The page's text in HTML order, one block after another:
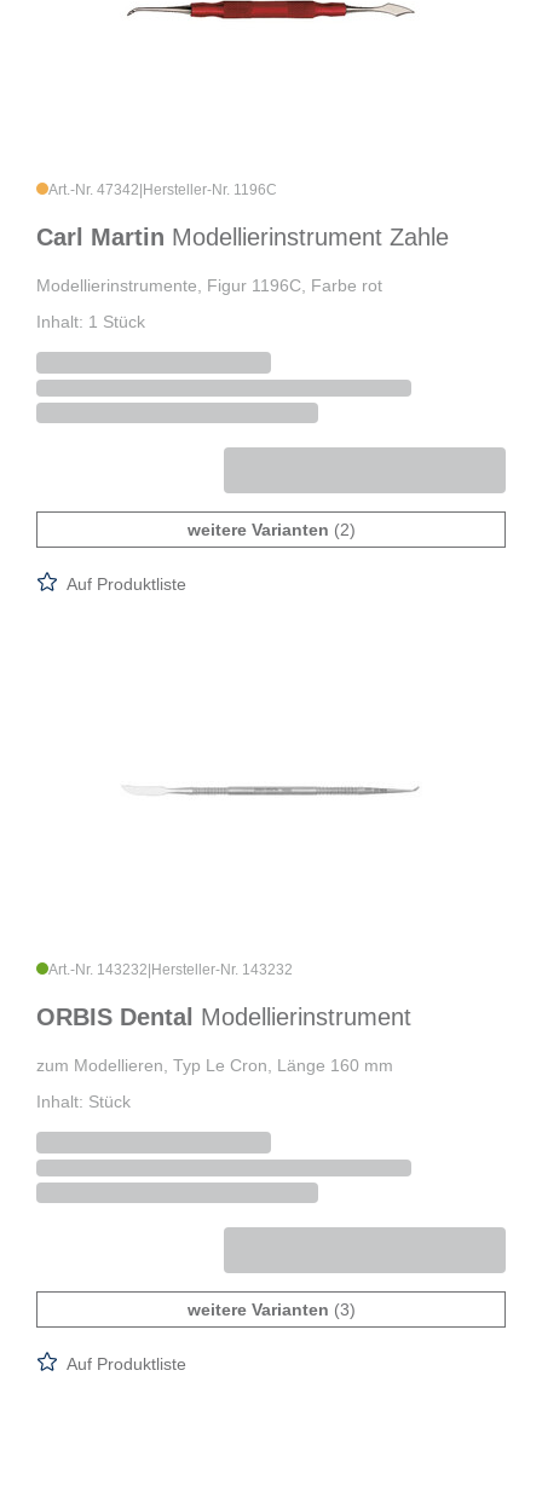
Art.-Nr. 47342 Hersteller-Nr. 1196C
Carl Martin Modellierinstrument Zahle
Modellierinstrumente, Figur 1196C, Farbe rot
Inhalt: 1 Stück
weitere Varianten (2)
Auf Produktliste
Art.-Nr. 143232 Hersteller-Nr. 143232
ORBIS Dental Modellierinstrument
zum Modellieren, Typ Le Cron, Länge 160 mm
Inhalt: Stück
weitere Varianten (3)
Auf Produktliste